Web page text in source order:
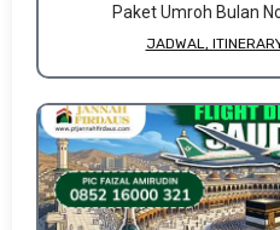
Paket Umroh Bulan
JADWAL,